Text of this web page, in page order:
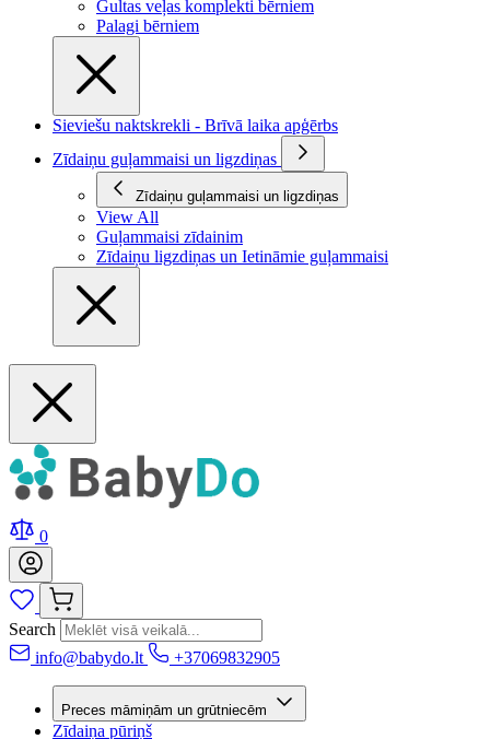
Gultas veļas komplekti bērniem
Palagi bērniem
Sieviešu naktskrekli - Brīvā laika apģērbs
Zīdaiņu guļammaisi un ligzdiņas
Zīdaiņu guļammaisi un ligzdiņas
View All
Guļammaisi zīdainim
Zīdaiņu ligzdiņas un Ietināmie guļammaisi
0
Search
info@babydo.lt
+37069832905
Preces māmiņām un grūtniecēm
Zīdaiņa pūriņš